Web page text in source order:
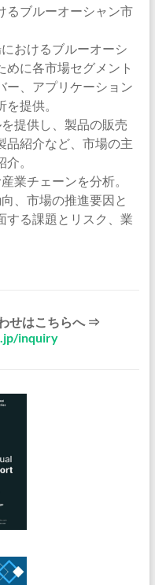
るブルーオーシャン市
おけるブルーオーシ
めに各市場セグメント
ー、アプリケーション
提供。
提供し、製品の販売
品紹介など、市場の主
。
業チェーンを分析。
、市場の推進要因と
する課題とリスク、業
せはこちらへ ⇒
inquiry